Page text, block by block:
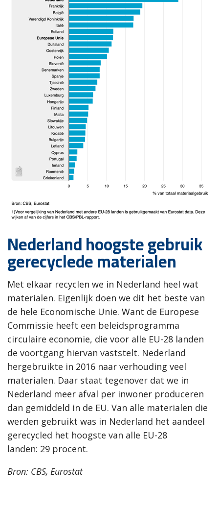
Nederland hoogste gebruik
gerecyclede materialen
Met elkaar recyclen we in Nederland heel wat
materialen. Eigenlijk doen we dit het beste van
de hele Economische Unie. Want de Europese
Commissie heeft een beleidsprogramma
circulaire economie, die voor alle EU-28 landen
de voortgang hiervan vaststelt. Nederland
hergebruikte in 2016 naar verhouding veel
materialen. Daar staat tegenover dat we in
Nederland meer afval per inwoner produceren
dan gemiddeld in de EU. Van alle materialen die
werden gebruikt was in Nederland het aandeel
gerecycled het hoogste van alle EU-28
landen: 29 procent.
Bron: CBS, Eurostat